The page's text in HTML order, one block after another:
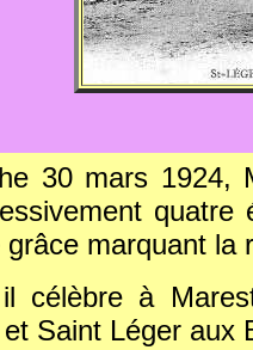
30 mars 1924,
quatre
grâce marquant la
célèbre à
Saint Léger aux